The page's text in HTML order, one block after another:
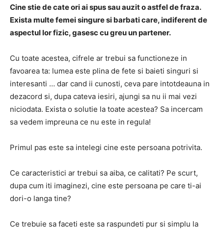
Cine stie de cate ori ai spus sau auzit o astfel de fraza.
Exista multe femei singure si barbati care, indiferent de
aspectul lor fizic, gasesc cu greu un partener.
Cu toate acestea, cifrele ar trebui sa functioneze in
favoarea ta: lumea este plina de fete si baieti singuri si
interesanti … dar cand ii cunosti, ceva pare intotdeauna in
dezacord si, dupa cateva iesiri, ajungi sa nu ii mai vezi
niciodata. Exista o solutie la toate acestea? Sa incercam
sa vedem impreuna ce nu este in regula!
Primul pas este sa intelegi cine este persoana potrivita.
Ce caracteristici ar trebui sa aiba, ce calitati? Pe scurt,
dupa cum iti imaginezi, cine este persoana pe care ti-ai
dori-o langa tine?
Ce trebuie sa faceti este sa raspundeti pur si simplu la